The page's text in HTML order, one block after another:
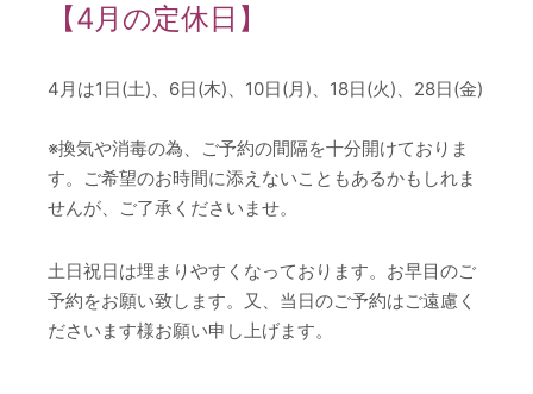
【4月の定休日】
4月は1日(土)、6日(木)、10日(月)、18日(火)、28日(金)
※換気や消毒の為、ご予約の間隔を十分開けておりま
す。ご希望のお時間に添えないこともあるかもしれま
せんが、ご了承くださいませ。
土日祝日は埋まりやすくなっております。お早目のご
予約をお願い致します。又、当日のご予約はご遠慮く
ださいます様お願い申し上げます。